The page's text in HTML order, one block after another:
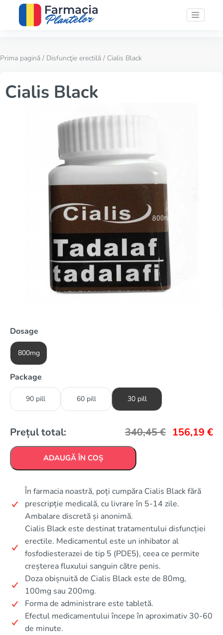
Prima pagină / Disfuncţie erectilă / Cialis Black
Cialis Black
Dosage
800mg
Package
90 pill 60 pill 30 pill
Prețul total: 340,45€ 156,19 €
ADAUGĂ ÎN COȘ
În farmacia noastră, poți cumpăra Cialis Black fără
prescripție medicală, cu livrare în 5-14 zile.
Ambalare discretă și anonimă.
Cialis Black este destinat tratamentului disfuncției
erectile. Medicamentul este un inhibator al
fosfodiesterazei de tip 5 (PDE5), ceea ce permite
creșterea fluxului sanguin către penis.
Doza obișnuită de Cialis Black este de 80mg,
100mg sau 200mg.
Forma de administrare este tabletă.
Efectul medicamentului începe în aproximativ 30-60
de minute.